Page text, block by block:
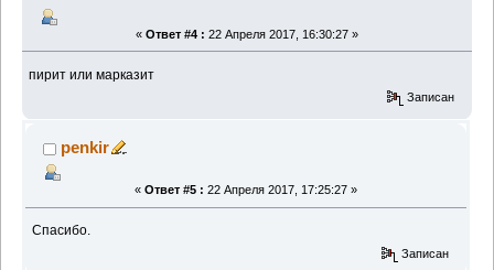
« Ответ #4 : 22 Апреля 2017, 16:30:27 »
пирит или марказит
Записан
penkir
« Ответ #5 : 22 Апреля 2017, 17:25:27 »
Спасибо.
Записан